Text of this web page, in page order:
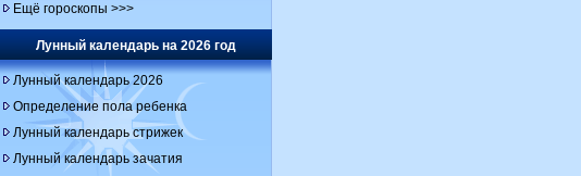
Ещё гороскопы >>>
Лунный календарь на 2026 год
Лунный календарь 2026
Определение пола ребенка
Лунный календарь стрижек
Лунный календарь зачатия